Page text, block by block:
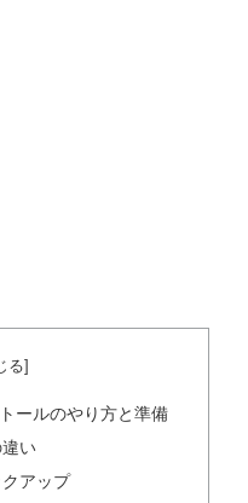
ールのやり方と準備
い
アップ